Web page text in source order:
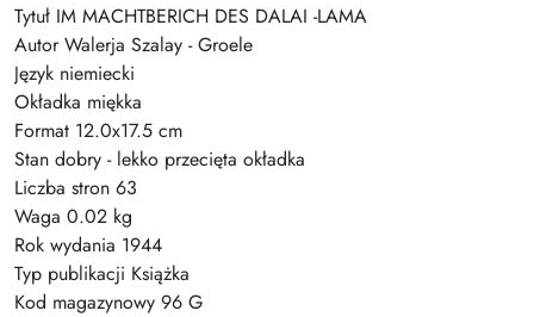
Tytuł IM MACHTBERICH DES DALAI -LAMA
Autor Walerja Szalay - Groele
Język niemiecki
Okładka miękka
Format 12.0x17.5 cm
Stan dobry - lekko przecięta okładka
Liczba stron 63
Waga 0.02 kg
Rok wydania 1944
Typ publikacji Książka
Kod magazynowy 96 G